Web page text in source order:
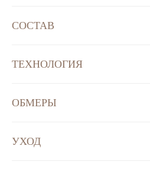
СОСТАВ
ТЕХНОЛОГИЯ
ОБМЕРЫ
УХОД